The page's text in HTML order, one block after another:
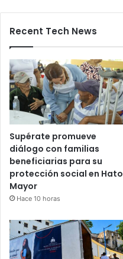
Recent Tech News
Supérate promueve
diálogo con familias
beneficiarias para su
protección social en Hato
Mayor
Hace 10 horas